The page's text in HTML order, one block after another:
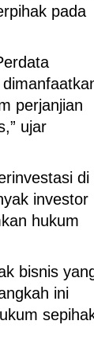
pada
perjanjian
ujar
di
investor
hukum
bisnis
ini